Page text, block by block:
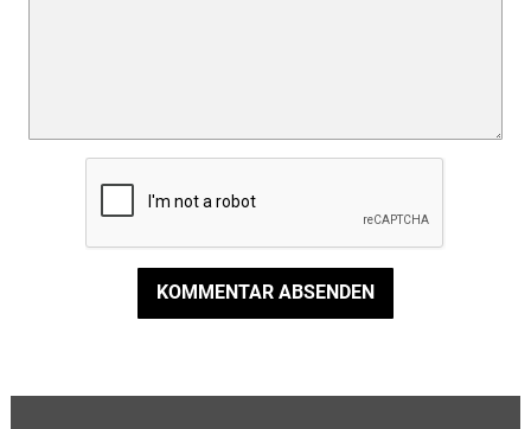
KOMMENTAR ABSENDEN